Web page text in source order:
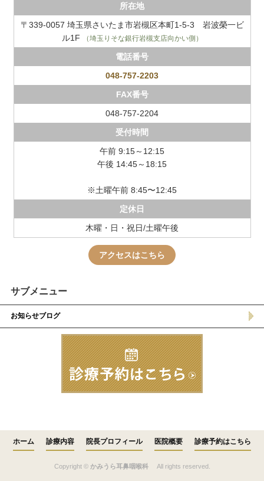
所在地
〒339-0057 埼玉県さいたま市岩槻区本町1-5-3 岩波榮一ビ
ル1F
（埼玉りそな銀行岩槻支店向かい側）
電話番号
048-757-2203
FAX番号
048-757-2204
受付時間
午前 9:15～12:15
午後 14:45～18:15
※土曜午前 8:45〜12:45
定休日
木曜・日・祝日/土曜午後
アクセスはこちら
サブメニュー
お知らせブログ
ホーム 診療内容 院長プロフィール 医院概要 診療予約はこちら
Copyright © かみうら耳鼻咽喉科 All rights reserved.